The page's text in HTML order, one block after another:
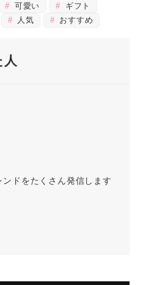
可愛い
ギフト
人気 おすすめ
ドをたくさん発信します